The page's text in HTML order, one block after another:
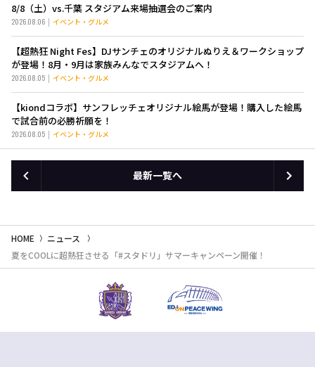
8/8（土）vs.千葉 スタジアム来場抽選会のご案内
2026.08.06 イベント・グルメ
【超熱狂 Night Fes】DJサンチェのオリジナルぬりえ＆ワークショップ
が登場！8月・9月は家族みんなでスタジアムへ！
2026.08.05 イベント・グルメ
【kiondコラボ】サンフレッチェオリジナル絵馬が登場！購入した絵馬
で試合前の必勝祈願を！
2026.08.05 イベント・グルメ
最新一覧へ
HOME
ニュース
夏をCOOLに超熱狂させる「#スタドリ」サマーキャンペーン開催！